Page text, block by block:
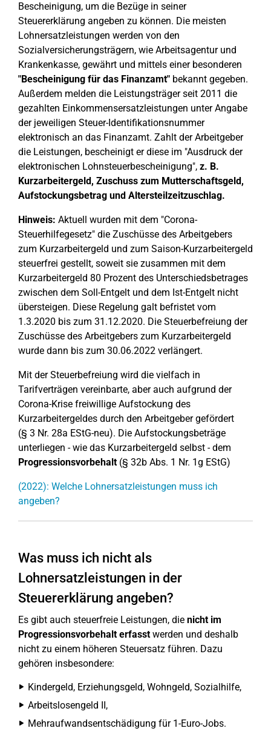
Bescheinigung, um die Bezüge in seiner
Steuererklärung angeben zu können. Die meisten
Lohnersatzleistungen werden von den
Sozialversicherungsträgern, wie Arbeitsagentur und
Krankenkasse, gewährt und mittels einer besonderen
"Bescheinigung für das Finanzamt" bekannt gegeben.
Außerdem melden die Leistungsträger seit 2011 die
gezahlten Einkommensersatzleistungen unter Angabe
der jeweiligen Steuer-Identifikationsnummer
elektronisch an das Finanzamt. Zahlt der Arbeitgeber
die Leistungen, bescheinigt er diese im "Ausdruck der
elektronischen Lohnsteuerbescheinigung", z. B.
Kurzarbeitergeld, Zuschuss zum Mutterschaftsgeld,
Aufstockungsbetrag und Altersteilzeitzuschlag.
Hinweis: Aktuell wurden mit dem "Corona-
Steuerhilfegesetz" die Zuschüsse des Arbeitgebers
zum Kurzarbeitergeld und zum Saison-Kurzarbeitergeld
steuerfrei gestellt, soweit sie zusammen mit dem
Kurzarbeitergeld 80 Prozent des Unterschiedsbetrages
zwischen dem Soll-Entgelt und dem Ist-Entgelt nicht
übersteigen. Diese Regelung galt befristet vom
1.3.2020 bis zum 31.12.2020. Die Steuerbefreiung der
Zuschüsse des Arbeitgebers zum Kurzarbeitergeld
wurde dann bis zum 30.06.2022 verlängert.
Mit der Steuerbefreiung wird die vielfach in
Tarifverträgen vereinbarte, aber auch aufgrund der
Corona-Krise freiwillige Aufstockung des
Kurzarbeitergeldes durch den Arbeitgeber gefördert
(§ 3 Nr. 28a EStG-neu). Die Aufstockungsbeträge
unterliegen - wie das Kurzarbeitergeld selbst - dem
Progressionsvorbehalt(§ 32b Abs. 1 Nr. 1g EStG)
(2022): Welche Lohnersatzleistungen muss ich
angeben?
Was muss ich nicht als
Lohnersatzleistungen in der
Steuererklärung angeben?
Es gibt auch steuerfreie Leistungen, die nicht im
Progressionsvorbehalt erfasstwerden und deshalb
nicht zu einem höheren Steuersatz führen. Dazu
gehören insbesondere:
Kindergeld, Erziehungsgeld, Wohngeld, Sozialhilfe,
Arbeitslosengeld II,
Mehraufwandsentschädigung für 1-Euro-Jobs.